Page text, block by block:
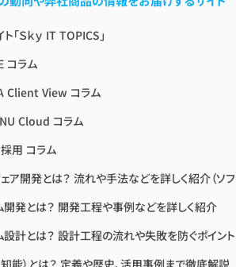
「Ｓｋｙ IT TOPICS」
コラム
Client View コラム
Cloud コラム
採用 コラム
ア開発とは？ 流れや手法などを詳しく紹介（ソフ
開発とは？ 開発工程や事例などを詳しく紹介
設計とは？ 設計工程の流れや失敗を防ぐポイント